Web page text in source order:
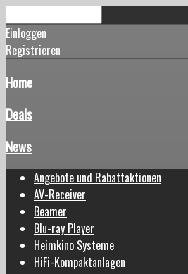
Einloggen
Registrieren
Home
Deals
News
Angebote und Rabattaktionen
AV-Receiver
Beamer
Blu-ray Player
Heimkino Systeme
HiFi-Kompaktanlagen